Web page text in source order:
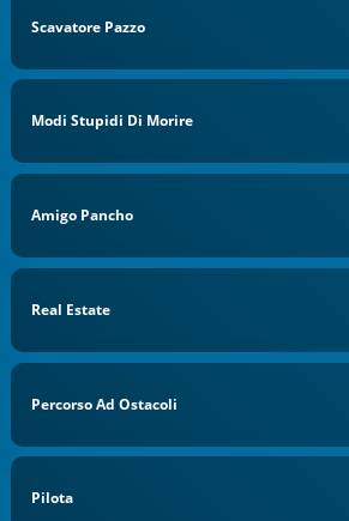
Scavatore Pazzo
Modi Stupidi Di Morire
Amigo Pancho
Real Estate
Percorso Ad Ostacoli
Pilota